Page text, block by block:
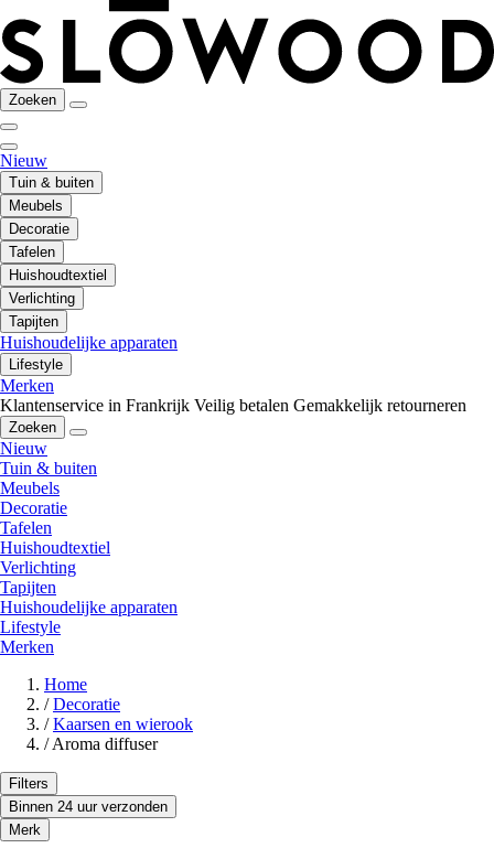
Zoeken
Nieuw
Tuin & buiten
Meubels
Decoratie
Tafelen
Huishoudtextiel
Verlichting
Tapijten
Huishoudelijke apparaten
Lifestyle
Merken
Klantenservice in Frankrijk Veilig betalen Gemakkelijk retourneren
Zoeken
Nieuw
Tuin & buiten
Meubels
Decoratie
Tafelen
Huishoudtextiel
Verlichting
Tapijten
Huishoudelijke apparaten
Lifestyle
Merken
Home
/ Decoratie
/ Kaarsen en wierook
/ Aroma diffuser
Filters
Binnen 24 uur verzonden
Merk